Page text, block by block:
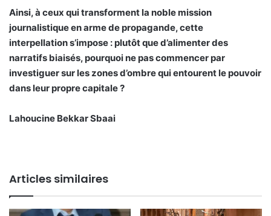
Ainsi, à ceux qui transforment la noble mission
journalistique en arme de propagande, cette
interpellation s’impose : plutôt que d’alimenter des
narratifs biaisés, pourquoi ne pas commencer par
investiguer sur les zones d’ombre qui entourent le pouvoir
dans leur propre capitale ?
Lahoucine Bekkar Sbaai
Articles similaires